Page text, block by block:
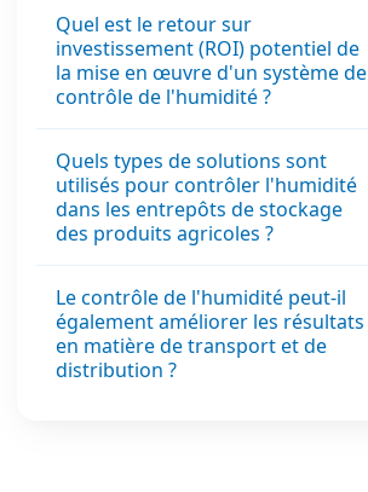
Quel est le retour sur
investissement (ROI) potentiel de
la mise en œuvre d'un système de
contrôle de l'humidité ?
Quels types de solutions sont
utilisés pour contrôler l'humidité
dans les entrepôts de stockage
des produits agricoles ?
Le contrôle de l'humidité peut-il
également améliorer les résultats
en matière de transport et de
distribution ?